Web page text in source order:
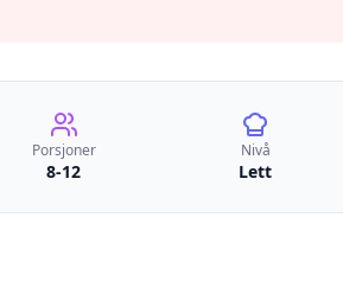
Porsjoner
8-12
Nivå
Lett